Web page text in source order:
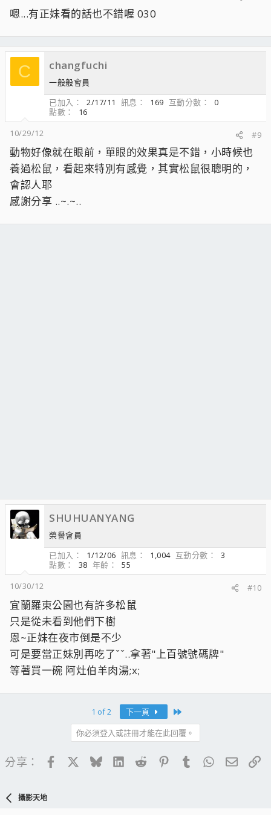
嗯...有正妹看的話也不錯喔 030
C changfuchi
一般般會員
已加入
2/17/11 訊息 169 互動分數
0
點數
16
10/29/12
#9
動物好像就在眼前，單眼的效果真是不錯，小時候也
養過松鼠，看起來特別有感覺，其實松鼠很聰明的，
會認人耶
感謝分享 ..~.~..
SHUHUANYANG
榮譽會員
已加入
1/12/06 訊息 1,004 互動分數
3
點數
38 年齡
55
10/30/12
#10
宜蘭羅東公園也有許多松鼠
只是從未看到他們下樹
恩~正妹在夜市倒是不少
可是要當正妹別再吃了ˇˇ..拿著"上百號號碼牌"
等著買一碗 阿灶伯羊肉湯;x;
1 of 2 下一頁
你必須登入或註冊才能在此回覆。
分享： FacebookBlueskyLinkedIn
Reddit PinterestTumblrWhatsApp
電子
攝影天地